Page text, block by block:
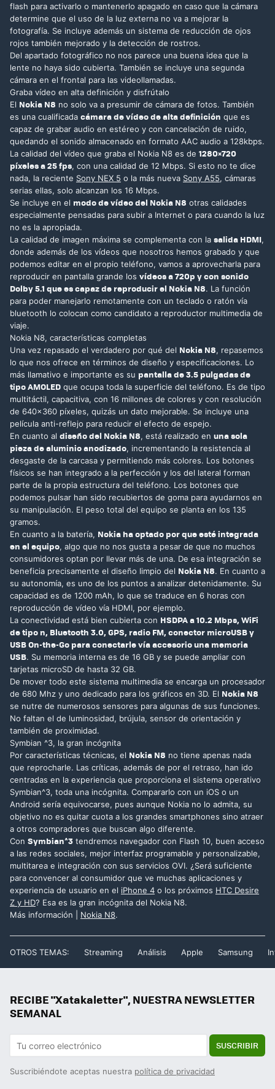
flash para activarlo o mantenerlo apagado en caso que la cámara
determine que el uso de la luz externa no va a mejorar la
fotografía. Se incluye además un sistema de reducción de ojos
rojos también mejorado y la detección de rostros.
Del apartado fotográfico no nos parece una buena idea que la
lente no haya sido cubierta. También se incluye una segunda
cámara en el frontal para las videollamadas.
Graba vídeo en alta definición y disfrútalo
El Nokia N8 no solo va a presumir de cámara de fotos. También
es una cualificada cámara de vídeo de alta definición que es
capaz de grabar audio en estéreo y con cancelación de ruido,
quedando el sonido almacenado en formato AAC audio a 128kbps.
La calidad del vídeo que graba el Nokia N8 es de 1280×720
píxeles a 25 fps, con una calidad de 12 Mbps. Si esto no te dice
nada, la reciente Sony NEX 5 o la más nueva Sony A55, cámaras
serias ellas, solo alcanzan los 16 Mbps.
Se incluye en el modo de vídeo del Nokia N8 otras calidades
especialmente pensadas para subir a Internet o para cuando la luz
no es la apropiada.
La calidad de imagen máxima se complementa con la salida HDMI,
donde además de los vídeos que nosotros hemos grabado y que
podemos editar en el propio teléfono, vamos a aprovecharla para
reproducir en pantalla grande los vídeos a 720p y con sonido
Dolby 5.1 que es capaz de reproducir el Nokia N8. La función
para poder manejarlo remotamente con un teclado o ratón vía
bluetooth lo colocan como candidato a reproductor multimedia de
viaje.
Nokia N8, características completas
Una vez repasado el verdadero por qué del Nokia N8, repasemos
lo que nos ofrece en términos de diseño y especificaciones. Lo
más llamativo e importante es su pantalla de 3.5 pulgadas de
tipo AMOLED que ocupa toda la superficie del teléfono. Es de tipo
multitáctil, capacitiva, con 16 millones de colores y con resolución
de 640×360 píxeles, quizás un dato mejorable. Se incluye una
película anti-reflejo para reducir el efecto de espejo.
En cuanto al diseño del Nokia N8, está realizado en una sola
pieza de aluminio anodizado, incrementando la resistencia al
desgaste de la carcasa y permitiendo más colores. Los botones
físicos se han integrado a la perfección y los del lateral forman
parte de la propia estructura del teléfono. Los botones que
podemos pulsar han sido recubiertos de goma para ayudarnos en
su manipulación. El peso total del equipo se planta en los 135
gramos.
En cuanto a la batería, Nokia ha optado por que esté integrada
en el equipo, algo que no nos gusta a pesar de que no muchos
consumidores optan por llevar más de una. De esa integración se
beneficia precisamente el diseño limpio del Nokia N8. En cuanto a
su autonomía, es uno de los puntos a analizar detenidamente. Su
capacidad es de 1200 mAh, lo que se traduce en 6 horas con
reproducción de vídeo vía HDMI, por ejemplo.
La conectividad está bien cubierta con HSDPA a 10.2 Mbps, WiFi
de tipo n, Bluetooth 3.0, GPS, radio FM, conector microUSB y
USB On-the-Go para conectarle vía accesorio una memoria
USB. Su memoria interna es de 16 GB y se puede ampliar con
tarjetas microSD de hasta 32 GB.
De mover todo este sistema multimedia se encarga un procesador
de 680 Mhz y uno dedicado para los gráficos en 3D. El Nokia N8
se nutre de numerosos sensores para algunas de sus funciones.
No faltan el de luminosidad, brújula, sensor de orientación y
también de proximidad.
Symbian ^3, la gran incógnita
Por características técnicas, el Nokia N8 no tiene apenas nada
que reprocharle. Las críticas, además de por el retraso, han ido
centradas en la experiencia que proporciona el sistema operativo
Symbian^3, toda una incógnita. Compararlo con un iOS o un
Android sería equivocarse, pues aunque Nokia no lo admita, su
objetivo no es quitar cuota a los grandes smartphones sino atraer
a otros compradores que buscan algo diferente.
Con Symbian^3 tendremos navegador con Flash 10, buen acceso
a las redes sociales, mejor interfaz programable y personalizable,
multitarea e integración con sus servicios OVI. ¿Será suficiente
para convencer al consumidor que ve muchas aplicaciones y
experiencia de usuario en el iPhone 4 o los próximos HTC Desire
Z y HD? Esa es la gran incógnita del Nokia N8.
Más información | Nokia N8.
OTROS TEMAS: Streaming Análisis Apple Samsung
RECIBE "Xatakaletter", NUESTRA NEWSLETTER
SEMANAL
SUSCRIBIR
Suscribiéndote aceptas nuestra política de privacidad